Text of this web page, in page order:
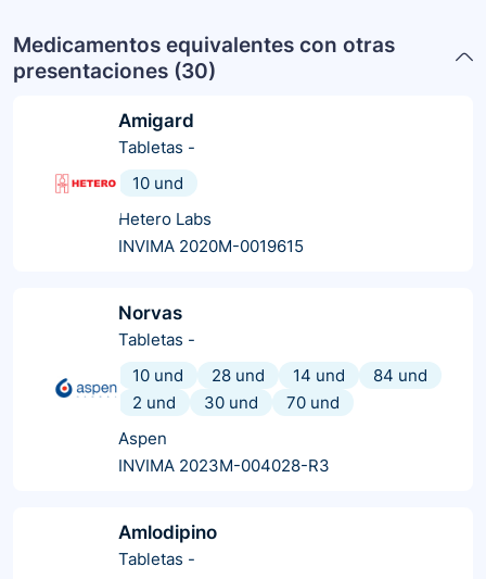
Medicamentos equivalentes con otras
presentaciones (30)
Amigard
Tabletas -
10 und
Hetero Labs
INVIMA 2020M-0019615
Norvas
Tabletas -
10 und
28 und 14 und
84 und
2 und
30 und
70 und
Aspen
INVIMA 2023M-004028-R3
Amlodipino
Tabletas -